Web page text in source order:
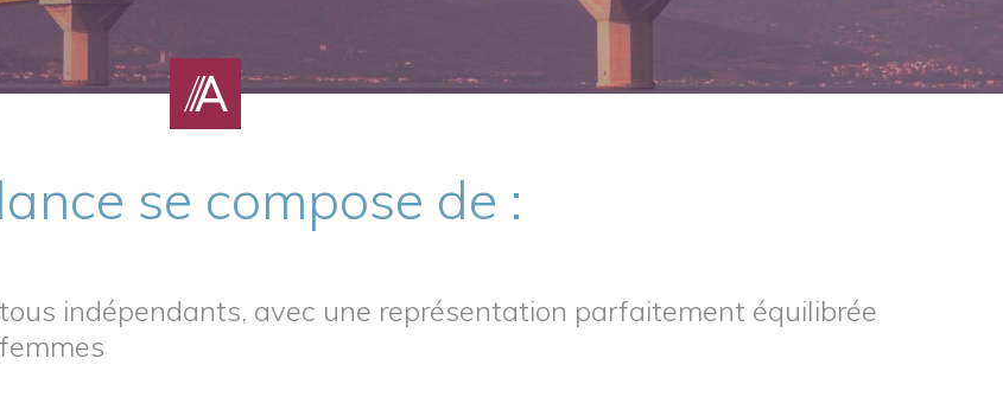
se compose de :
indépendants, avec une représentation parfaitement équilibrée